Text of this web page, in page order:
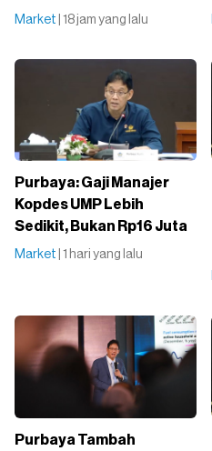
Market | 18 jam yang lalu
Purbaya: Gaji Manajer
Kopdes UMP Lebih
Sedikit, Bukan Rp16 Juta
Market | 1 hari yang lalu
Purbaya Tambah